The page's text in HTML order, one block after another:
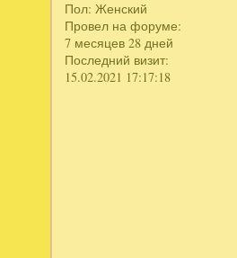
Пол: Женский
Провел на форуме:
7 месяцев 28 дней
Последний визит:
15.02.2021 17:17:18